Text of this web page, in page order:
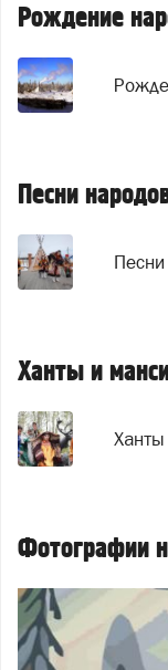
Рождение
Песни
Ханты и
Фотографии